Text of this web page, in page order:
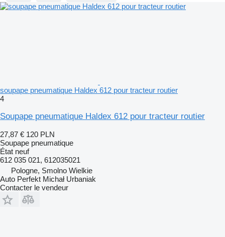
soupape pneumatique Haldex 612 pour tracteur routier
4
Soupape pneumatique Haldex 612 pour tracteur routier
27,87 € 120 PLN
Soupape pneumatique
État neuf
612 035 021, 612035021
Pologne, Smolno Wielkie
Auto Perfekt Michał Urbaniak
Contacter le vendeur